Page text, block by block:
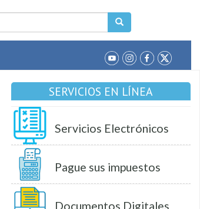
SERVICIOS EN LÍNEA
Servicios Electrónicos
Pague sus impuestos
Documentos Digitales